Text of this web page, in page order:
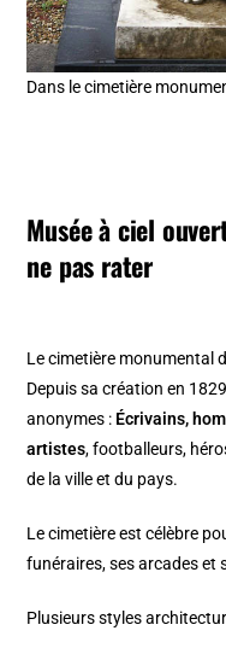
Dans le cimetière
Musée à ciel
ne pas rater
Le cimetière monumental
Depuis sa création en
anonymes : Écrivains,
artistes, footballeurs,
de la ville et du pays.
Le cimetière est célèbre
funéraires, ses arcades et
Plusieurs styles